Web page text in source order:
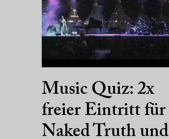
Music Quiz: 2x
freier Eintritt für
Naked Truth und